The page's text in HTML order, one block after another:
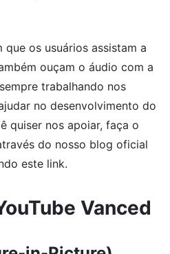
que os usuários assistam a
ouçam o áudio com a
trabalhando nos
no desenvolvimento do
quiser nos apoiar, faça o
do nosso blog oficial
este link.
Vanced